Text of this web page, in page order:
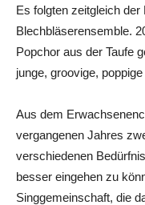
Es folgten zeitgleich der
Blechbläserensemble.
Popchor aus der Taufe
junge, groovige,
Aus dem
vergangenen Jahres
verschiedenen
besser eingehen zu
Singgemeinschaft, die